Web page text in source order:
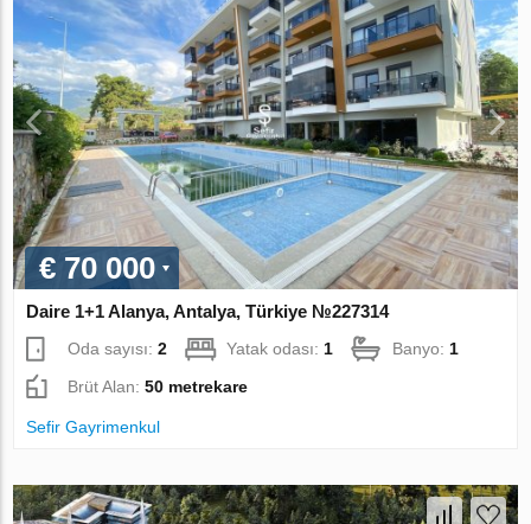
€ 70 000
Daire 1+1 Alanya, Antalya, Türkiye №227314
Oda sayısı:2 Yatak odası: 1 Banyo: 1
Brüt Alan:50 metrekare
Sefir Gayrimenkul